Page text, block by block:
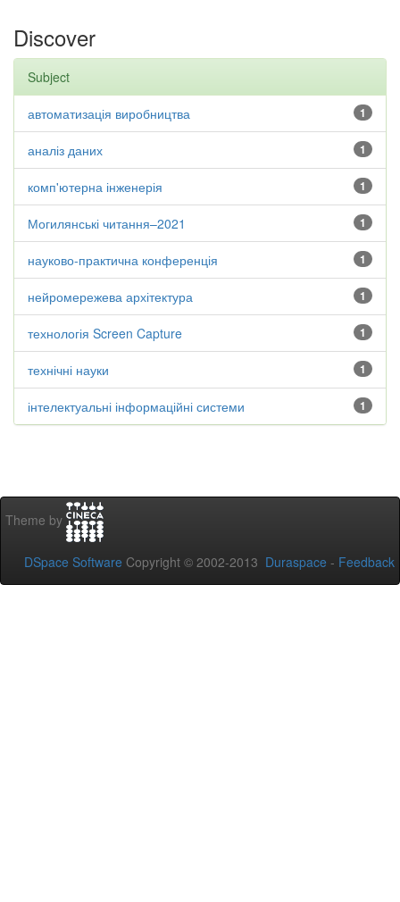
Discover
Subject
1
автоматизація виробництва
1
аналіз даних
1
комп'ютерна інженерія
1
Могилянські читання–2021
1
науково-практична конференція
1
нейромережева архітектура
1
технологія Screen Capture
1
технічні науки
1
інтелектуальні інформаційні системи
Theme by
DSpace Software Copyright © 2002-2013 Duraspace - Feedback